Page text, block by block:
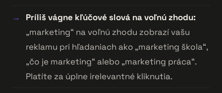
Príliš vágne kľúčové slová na voľnú zhodu:
„marketing“ na voľnú zhodu zobrazí vašu
reklamu pri hľadaniach ako „marketing škola“,
„čo je marketing“ alebo „marketing práca“.
Platíte za úplne irelevantné kliknutia.